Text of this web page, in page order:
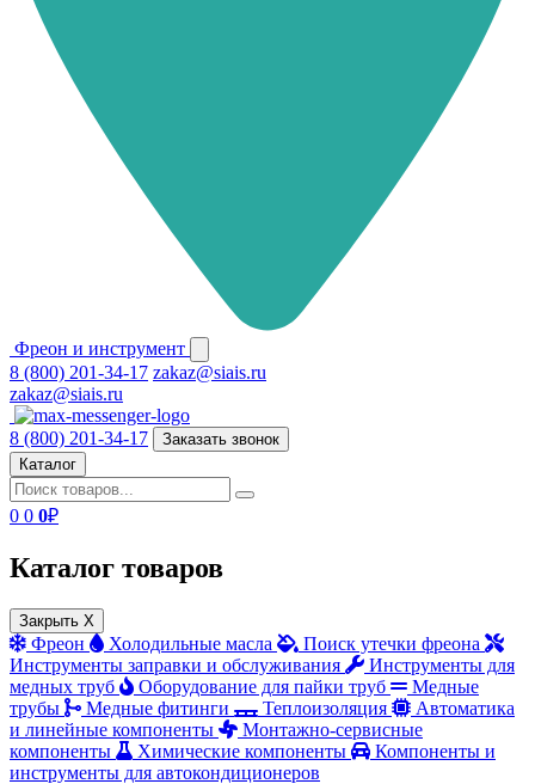
Фреон и инструмент
8 (800) 201-34-17 zakaz@siais.ru
zakaz@siais.ru
8 (800) 201-34-17
Заказать звонок
Каталог
0 0 0₽
Каталог товаров
Закрыть X
Фреон Холодильные масла
Поиск утечки фреона
Инструменты заправки и обслуживания
Инструменты для
медных труб
Оборудование для пайки труб
Медные
трубы
Медные фитинги Теплоизоляция
Автоматика
и линейные компоненты
Монтажно‑сервисные
компоненты
Химические компоненты
Компоненты и
инструменты для автокондиционеров